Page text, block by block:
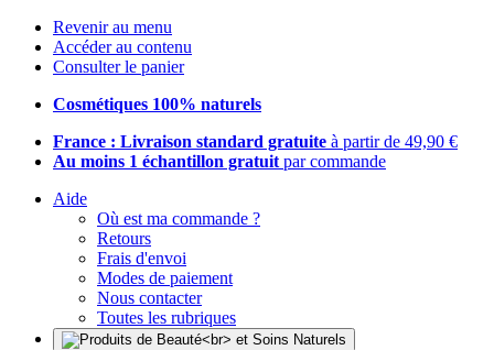
Revenir au menu
Accéder au contenu
Consulter le panier
Cosmétiques 100% naturels
France : Livraison standard gratuite à partir de 49,90 €
Au moins 1 échantillon gratuit par commande
Aide
Où est ma commande ?
Retours
Frais d'envoi
Modes de paiement
Nous contacter
Toutes les rubriques